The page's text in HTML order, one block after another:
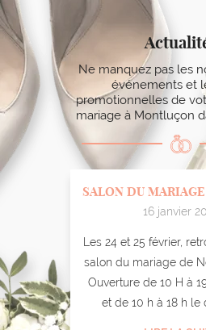
Ne manquez pas les
événements et
promotionnelles de
mariage à Montluçon
16 janvier
Les 24 et 25 février,
salon du mariage de
Ouverture de 10 H à
et de 10 h à 18 h le